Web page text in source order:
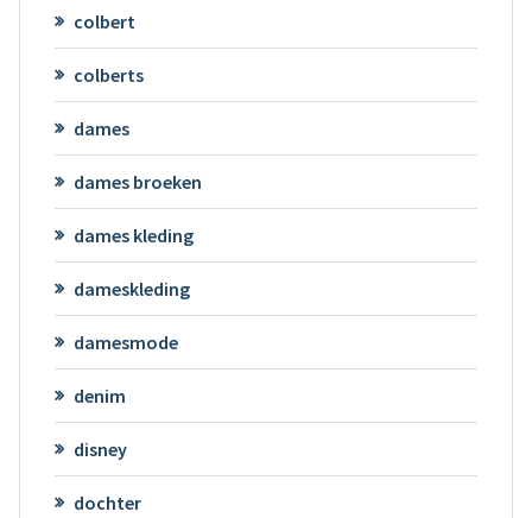
colbert
colberts
dames
dames broeken
dames kleding
dameskleding
damesmode
denim
disney
dochter